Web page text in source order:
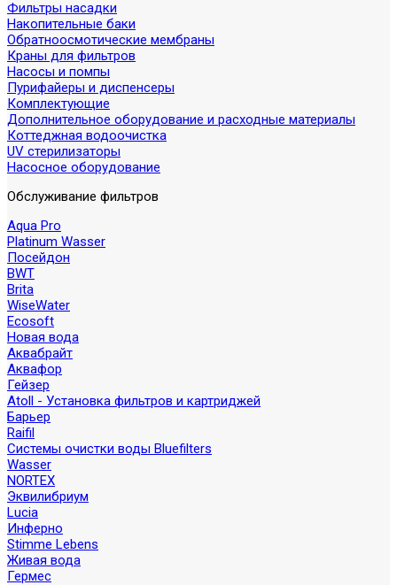
Фильтры насадки
Накопительные баки
Обратноосмотические мембраны
Краны для фильтров
Насосы и помпы
Пурифайеры и диспенсеры
Комплектующие
Дополнительное оборудование и расходные материалы
Коттеджная водоочистка
UV стерилизаторы
Насосное оборудование
Обслуживание фильтров
Aqua Pro
Platinum Wasser
Посейдон
BWT
Brita
WiseWater
Ecosoft
Новая вода
Аквабрайт
Аквафор
Гейзер
Atoll - Установка фильтров и картриджей
Барьер
Raifil
Системы очистки воды Bluefilters
Wasser
NORTEX
Эквилибриум
Lucia
Инферно
Stimme Lebens
Живая вода
Гермес